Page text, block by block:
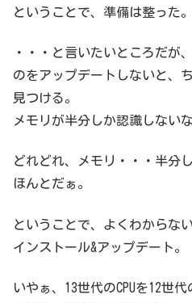
ということで、準備は整った。
・・・と言いたいところだが
のをアップデートしないと、
見つける。
メモリが半分しか認識しない
どれどれ、メモリ・・・半分し
ほんとだぁ。
ということで、よくわからな
インストール&アップデート。
いやぁ、13世代のCPUを12世